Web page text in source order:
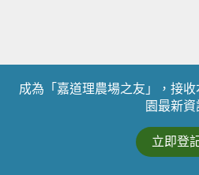
成為「嘉道理農場之友」，接
園最新資
立即登